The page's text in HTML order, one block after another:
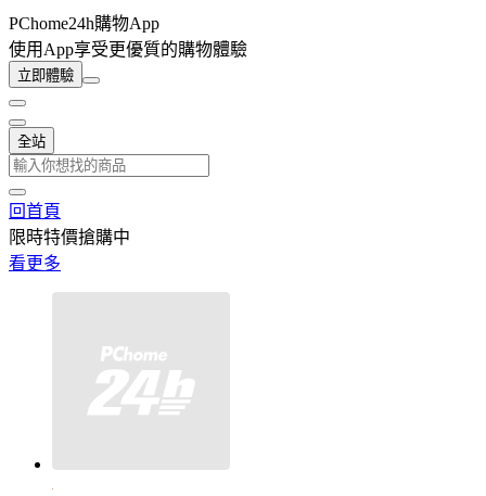
PChome24h購物App
使用App享受更優質的購物體驗
立即體驗
全站
回首頁
限時特價搶購中
看更多